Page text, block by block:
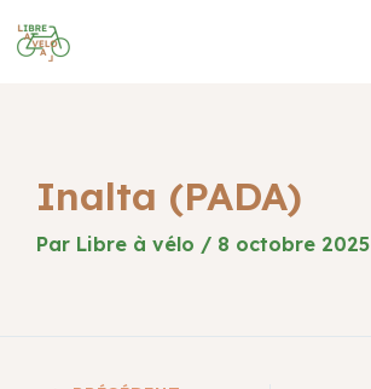
au
Inalta (PADA)
Par Libre à vélo / 8 octobre 2025